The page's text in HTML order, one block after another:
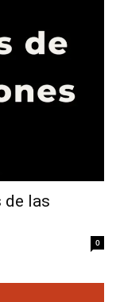
de las
0